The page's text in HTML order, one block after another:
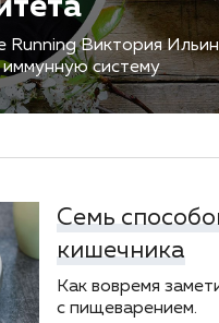
Running Виктория
систему
Семь
кишечника
Как вовремя
с пищеварением.